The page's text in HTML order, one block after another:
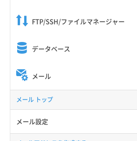
FTP/SSH/ファイルマネージャー
データベース
メール
メール トップ
メール設定